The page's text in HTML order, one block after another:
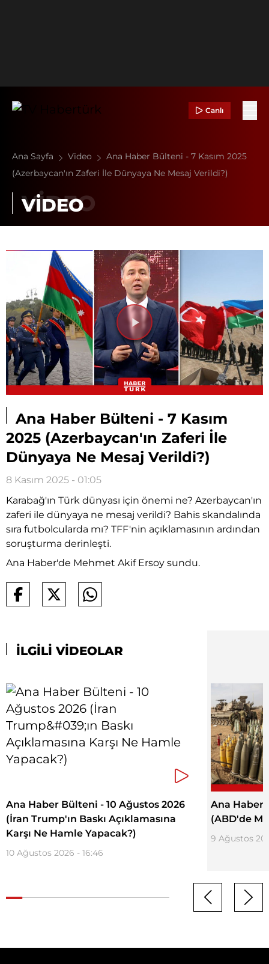
Canlı
Ana Sayfa Video
Ana Haber Bülteni - 7 Kasım 2025
(Azerbaycan'ın Zaferi İle Dünyaya Ne Mesaj Verildi?)
VİDEO
Videoyu
Oynat
Ana Haber Bülteni - 7 Kasım
2025 (Azerbaycan'ın Zaferi İle
Dünyaya Ne Mesaj Verildi?)
8 Kasım 2025 - 01:05
Karabağ'ın Türk dünyası için önemi ne? Azerbaycan'ın
zaferi ile dünyaya ne mesaj verildi? Bahis skandalında
sıra futbolcularda mı? TFF'nin açıklamasının ardından
soruşturma derinleşti.
Ana Haber'de Mehmet Akif Ersoy sundu.
İLGİLİ VİDEOLAR
Ana Haber Bülteni - 10 Ağustos 2026
(İran Trump'ın Baskı Açıklamasına
Karşı Ne Hamle Yapacak?)
10 Ağustos 2026 - 16:46
Ana Haber
(ABD'de
9 Ağustos